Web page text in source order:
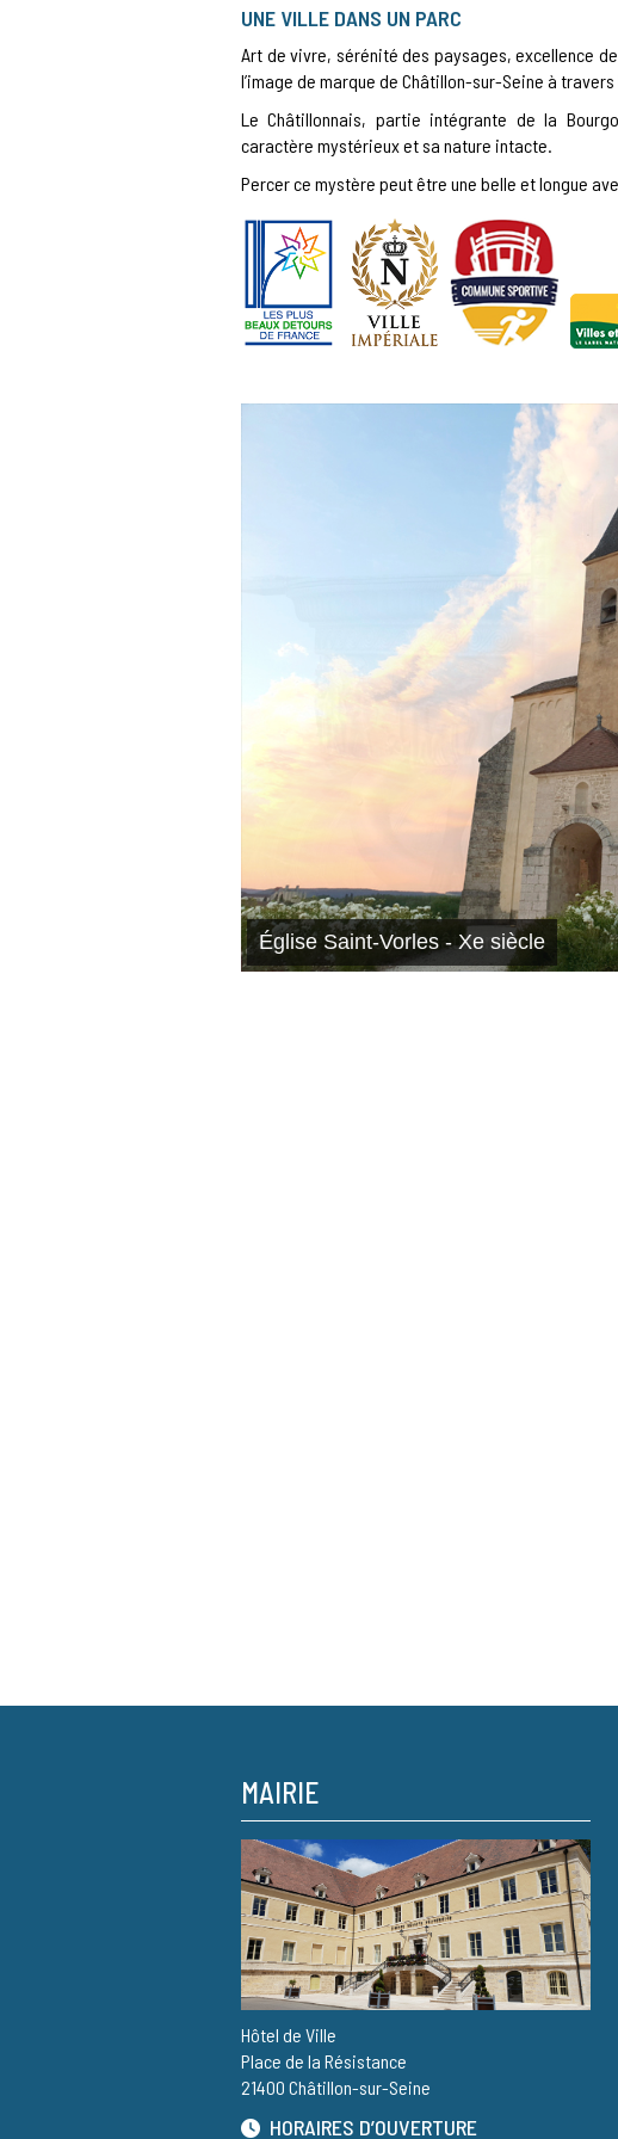
UNE VILLE DANS UN PARC
Art de vivre, sérénité des paysages, excellence
l’image de marque de Châtillon-sur-Seine à travers
Le Châtillonnais, partie intégrante de la
caractère mystérieux et sa nature intacte.
Percer ce mystère peut être une belle et longue
Musée du Pays Châtillonnais -
MAIRIE
Hôtel de Ville
Place de la Résistance
21400 Châtillon-sur-Seine
HORAIRES D’OUVERTURE